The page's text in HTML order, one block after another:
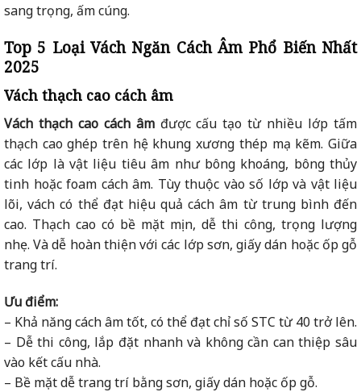
sang trọng, ấm cúng.
Top 5 Loại Vách Ngăn Cách Âm Phổ Biến Nhất
2025
Vách thạch cao cách âm
Vách thạch cao cách âmđược cấu tạo từ nhiều lớp tấm
thạch cao ghép trên hệ khung xương thép mạ kẽm. Giữa
các lớp là vật liệu tiêu âm như bông khoáng, bông thủy
tinh hoặc foam cách âm. Tùy thuộc vào số lớp và vật liệu
lõi, vách có thể đạt hiệu quả cách âm từ trung bình đến
cao. Thạch cao có bề mặt mịn, dễ thi công, trọng lượng
nhẹ. Và dễ hoàn thiện với các lớp sơn, giấy dán hoặc ốp gỗ
trang trí.
Ưu điểm:
– Khả năng cách âm tốt, có thể đạt chỉ số STC từ 40 trở lên.
– Dễ thi công, lắp đặt nhanh và không cần can thiệp sâu
vào kết cấu nhà.
– Bề mặt dễ trang trí bằng sơn, giấy dán hoặc ốp gỗ.